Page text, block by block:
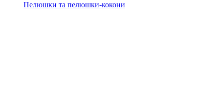
Пелюшки та пелюшки-кокони